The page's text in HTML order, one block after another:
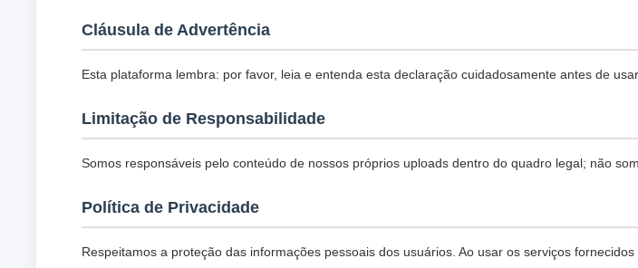
Cláusula de Advertência
Esta plataforma lembra: por favor, leia e entenda esta declaração cuidadosamente antes de
Limitação de Responsabilidade
Somos responsáveis pelo conteúdo de nossos próprios uploads dentro do quadro legal; não
Política de Privacidade
Respeitamos a proteção das informações pessoais dos usuários. Ao usar os serviços